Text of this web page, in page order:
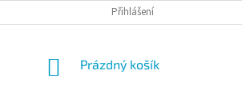
Přihlášení
NÁKUPNÍ
Prázdný košík